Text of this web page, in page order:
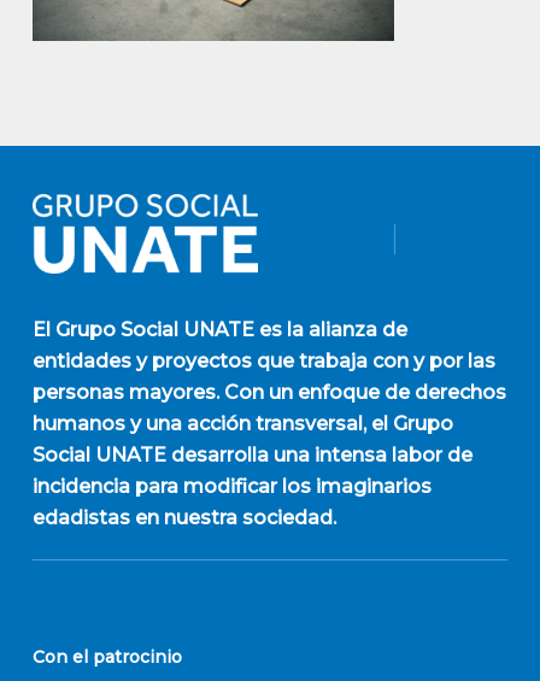
El Grupo Social UNATEes la alianza de
entidades y proyectos que trabaja con y por las
personas mayores. Con un enfoque de derechos
humanos y una acción transversal, el Grupo
Social UNATE desarrolla una intensa labor de
incidencia para modificar los imaginarios
edadistas en nuestra sociedad.
Con el patrocinio